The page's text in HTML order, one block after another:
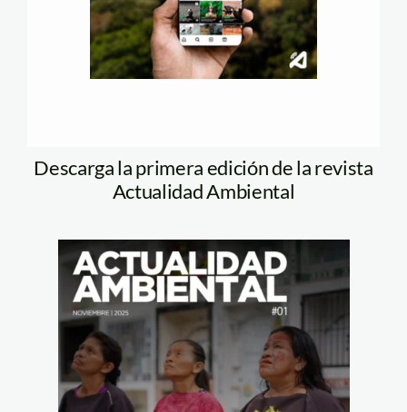
Descarga la primera edición de la revista
Actualidad Ambiental